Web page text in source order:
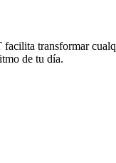
facilita transformar
de tu día.